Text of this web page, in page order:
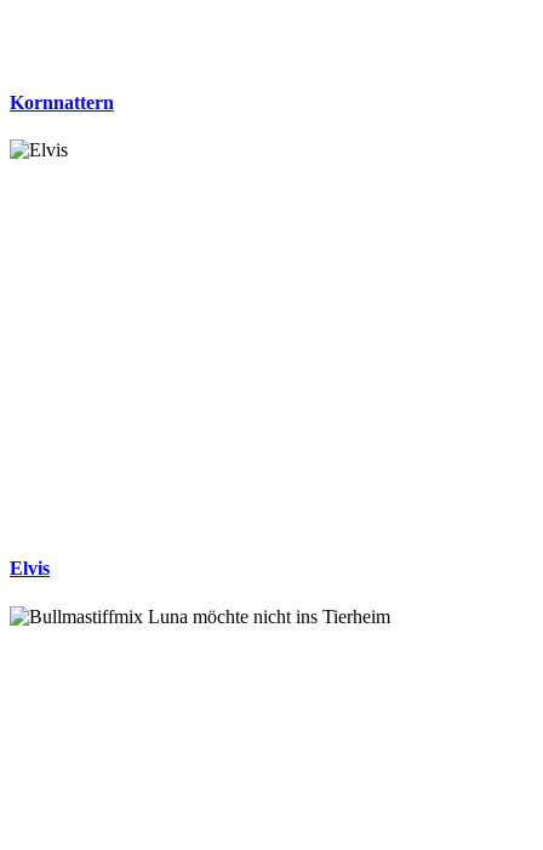
Kornnattern
Elvis